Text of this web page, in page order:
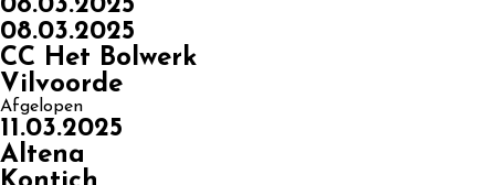
08.03.2025
08.03.2025
CC Het Bolwerk
Vilvoorde
Afgelopen
11.03.2025
Altena